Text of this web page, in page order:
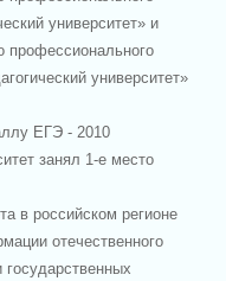
университет» и
профессионального
университет»
ЕГЭ - 2010
занял 1-е место
в российском регионе
отечественного
государственных